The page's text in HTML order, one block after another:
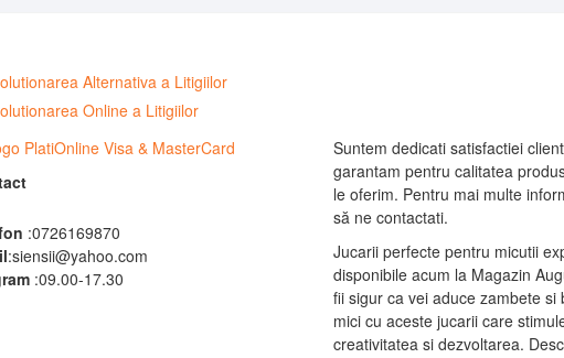
:0726169870
:siensii@yahoo.com
:09.00-17.30
Suntem dedicati satisfactiei
garantam pentru calitatea
le oferim. Pentru mai multe
să ne contactati.
Jucarii perfecte pentru micutii
disponibile acum la Magazin
fii sigur ca vei aduce zambete si
mici cu aceste jucarii care
creativitatea si dezvoltarea.